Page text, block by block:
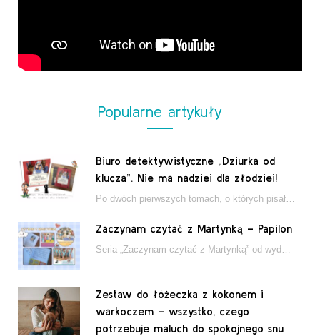
Popularne artykuły
Biuro detektywistyczne „Dziurka od
klucza”. Nie ma nadziei dla złodziei!
Po dwóch pierwszych tomach, o których pisałam tutaj, które wciągnęły nas w świat młodych detektywów…
Zaczynam czytać z Martynką – Papilon
Seria „Zaczynam czytać z Martynką” od wydawnictwa Papilon to estetycznie wydane książki wspierające dzieci w…
Zestaw do łóżeczka z kokonem i
warkoczem – wszystko, czego
potrzebuje maluch do spokojnego snu